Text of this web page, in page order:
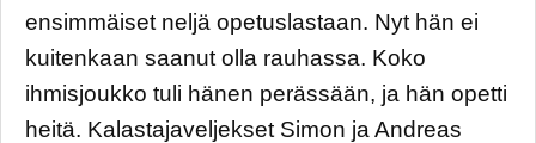
ensimmäiset neljä opetuslastaan. Nyt hän ei
kuitenkaan saanut olla rauhassa. Koko
ihmisjoukko tuli hänen perässään, ja hän opetti
heitä. Kalastajaveljekset Simon ja Andreas